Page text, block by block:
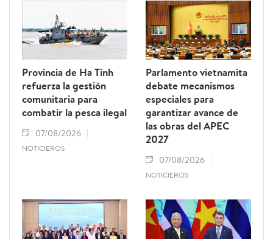
Provincia de Ha Tinh
refuerza la gestión
comunitaria para
combatir la pesca ilegal
07/08/2026
NOTICIEROS
Parlamento vietnamita
debate mecanismos
especiales para
garantizar avance de
las obras del APEC
2027
07/08/2026
NOTICIEROS